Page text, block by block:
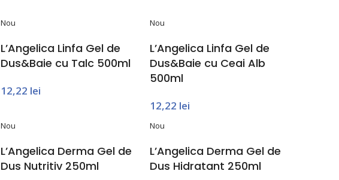
Nou
L’Angelica Linfa Gel de
Dus&Baie cu Talc 500ml
12,22 lei
Nou
L’Angelica Linfa Gel de
Dus&Baie cu Ceai Alb
500ml
12,22 lei
Nou
L’Angelica Derma Gel de
Dus Nutritiv 250ml
Nou
L’Angelica Derma Gel de
Dus Hidratant 250ml